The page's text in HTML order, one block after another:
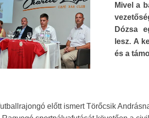
Mivel a
Dózsa
lesz. A
és a
előtt ismert Törőcsik